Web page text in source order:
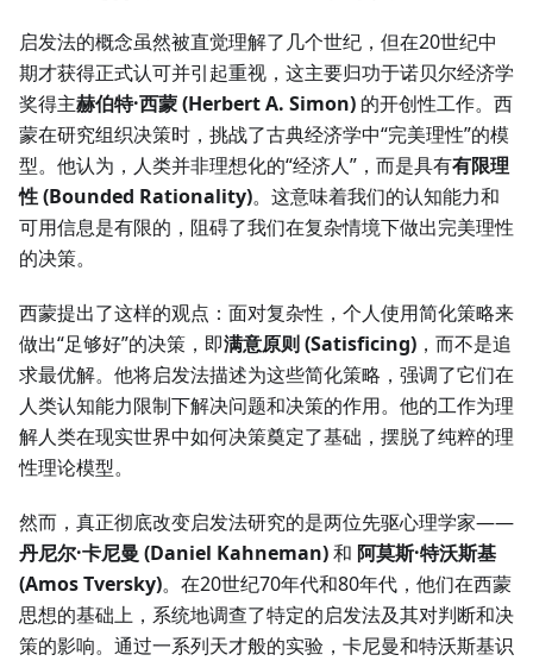
启发法的概念虽然被直觉理解了几个世纪，但在20世纪中
期才获得正式认可并引起重视，这主要归功于诺贝尔经济学
奖得主赫伯特·西蒙 (Herbert A. Simon) 的开创性工作。西
蒙在研究组织决策时，挑战了古典经济学中“完美理性”的模
型。他认为，人类并非理想化的“经济人”，而是具有有限理
性 (Bounded Rationality)。这意味着我们的认知能力和
可用信息是有限的，阻碍了我们在复杂情境下做出完美理性
的决策。
西蒙提出了这样的观点：面对复杂性，个人使用简化策略来
做出“足够好”的决策，即满意原则 (Satisficing) ，而不是追
求最优解。他将启发法描述为这些简化策略，强调了它们在
人类认知能力限制下解决问题和决策的作用。他的工作为理
解人类在现实世界中如何决策奠定了基础，摆脱了纯粹的理
性理论模型。
然而，真正彻底改变启发法研究的是两位先驱心理学家——
丹尼尔·卡尼曼 (Daniel Kahneman)和 阿莫斯·特沃斯基
(Amos Tversky)。在20世纪70年代和80年代，他们在西蒙
思想的基础上，系统地调查了特定的启发法及其对判断和决
策的影响。通过一系列天才般的实验，卡尼曼和特沃斯基识